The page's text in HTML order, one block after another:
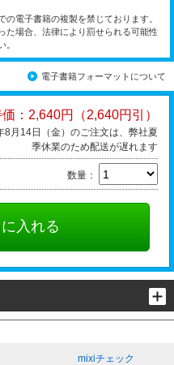
電子書籍の複製を禁じております。
た場合、法律により罰せられる可能性
。
電子書籍フォーマットについて
：2,640円（2,640円引）
月14日（金）のご注文は、弊社夏
季休業のため配送が遅れます
数量：
入れる
mixiチェック